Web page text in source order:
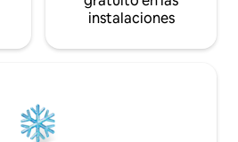
instalaciones